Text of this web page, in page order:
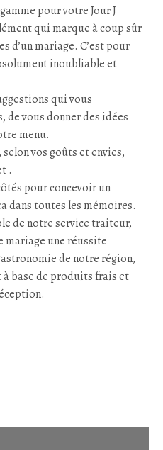
pour votre Jour J
qui marque à coup sûr
d’un mariage. C’est pour
inoubliable et
qui vous
de vous donner des idées
menu.
vos goûts et envies,
.
pour concevoir un
dans toutes les mémoires.
de notre service traiteur,
mariage une réussite
de notre région,
base de produits frais et